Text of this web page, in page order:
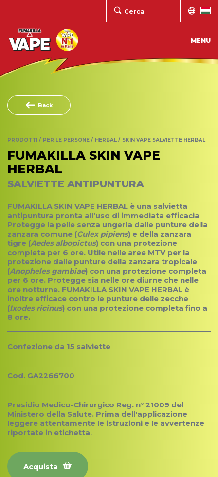
MENU
Back
PRODOTTI PER LE PERSONE HERBAL SKIN VAPE SALVIETTE HERBAL
FUMAKILLA SKIN VAPE
HERBAL
SALVIETTE ANTIPUNTURA
FUMAKILLA SKIN VAPE HERBAL è una salvietta
antipuntura pronta all’uso di immediata efficacia
Protegge la pelle senza ungerla dalle punture della
zanzara comune (Culex pipiens) e della zanzara
tigre (Aedes albopictus) con una protezione
completa per 6 ore. Utile nelle aree MTV per la
protezione dalle punture della zanzara tropicale
(Anopheles gambiae) con una protezione completa
per 6 ore. Protegge sia nelle ore diurne che nelle
ore notturne. FUMAKILLA SKIN VAPE HERBAL è
inoltre efficace contro le punture delle zecche
(Ixodes ricinus) con una protezione completa fino a
8 ore.
Confezione da 15 salviette
Cod. GA2266700
Presidio Medico-Chirurgico Reg. n° 21009 del
Ministero della Salute. Prima dell'applicazione
leggere attentamente le istruzioni e le avvertenze
riportate in etichetta.
Acquista